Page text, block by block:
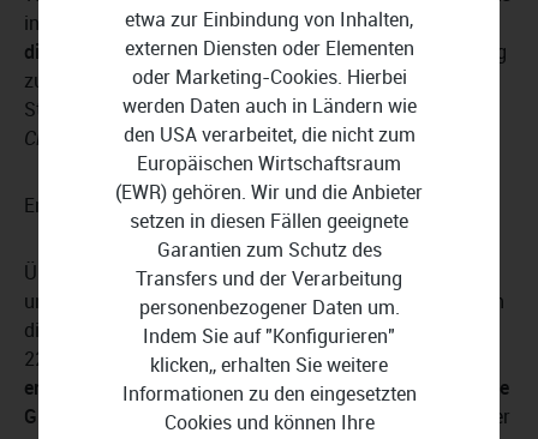
in Version 22 automatisch vor. Installieren Sie
direkt in Ihrem Browser, um auf Ihre Passwortsammlung
zuzugreifen und den Überblick niemals zu verlieren.
Steganos Privacy Suite 22 unterstützt sowohlGoogle
Chrome
Mozilla Firefoxals auchMicrosoft Edge
Erstellte Passwörter einfach verwalten
Überblicken Sie alle erstellten Passwortkombinationen
und legen Sie eigenhändig fest, anhand welcher Kriterien
die Sammlung dargestellt wird. Steganos Privacy Suite
22 überzeugt durch die sinnvolleKategorisierung aller
erstellten Kennwörterund bietet Ihnen in Version 22
neue
Gruppierungsoptionen. Sortieren Sie einzelne Passwörter
etwa zur Einbindung von Inhalten,
externen Diensten oder Elementen
oder Marketing-Cookies. Hierbei
werden Daten auch in Ländern wie
den USA verarbeitet, die nicht zum
Europäischen Wirtschaftsraum
(EWR) gehören. Wir und die Anbieter
setzen in diesen Fällen geeignete
Garantien zum Schutz des
Transfers und der Verarbeitung
personenbezogener Daten um.
Indem Sie auf "Konfigurieren"
klicken,, erhalten Sie weitere
Informationen zu den eingesetzten
Cookies und können Ihre